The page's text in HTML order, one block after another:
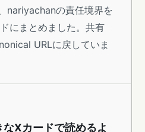
nariyachanの責任境界を
にまとめました。共有
URLに戻していま
Xカードで読めるよ